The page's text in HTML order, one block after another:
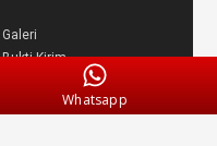
Galeri
Bukti Kirim
Whatsapp